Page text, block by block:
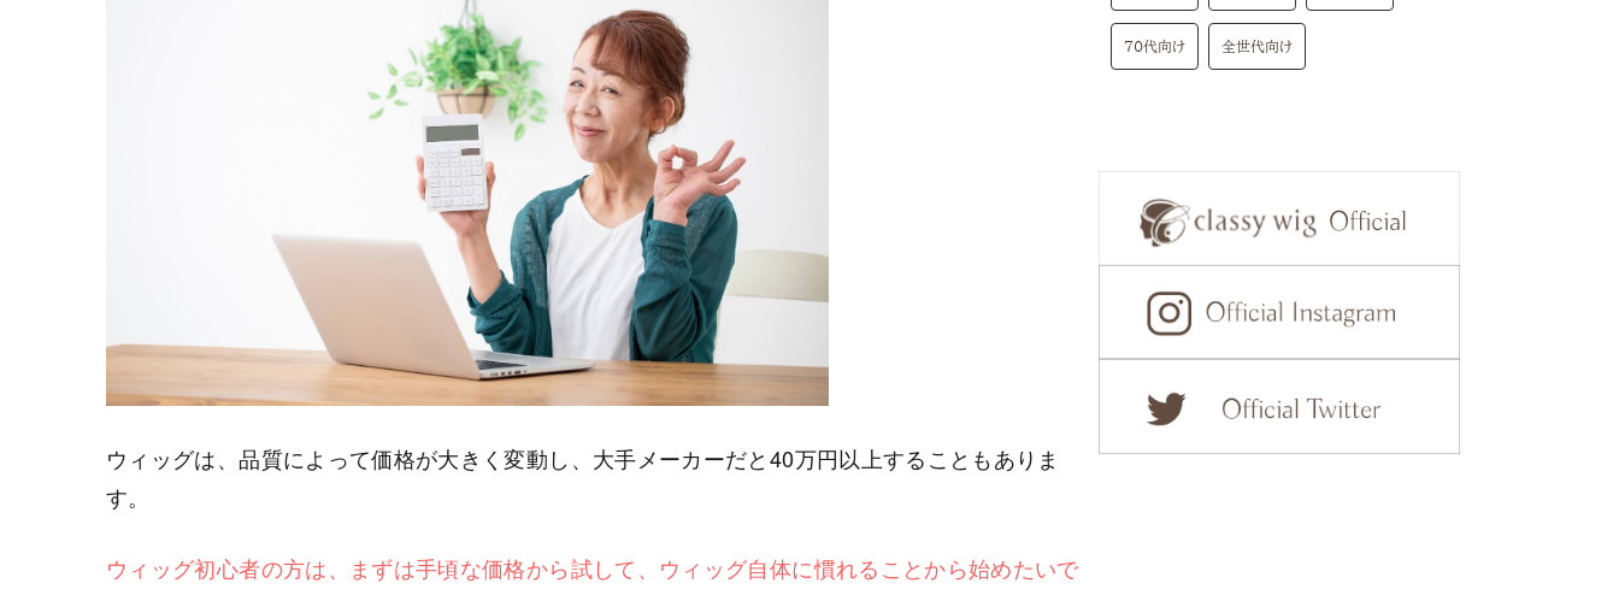
ウィッグは、品質によって価格が大きく変動し、大手メーカーだと40万円以上することもありま
す。
ウィッグ初心者の方は、まずは手頃な価格から試して、ウィッグ自体に慣れることから始めたいで
70代向け 全世代向け